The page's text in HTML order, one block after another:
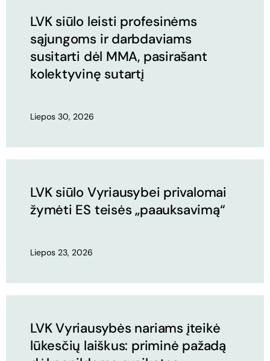
LVK siūlo leisti profesinėms
sąjungoms ir darbdaviams
susitarti dėl MMA, pasirašant
kolektyvinę sutartį
Liepos 30, 2026
LVK siūlo Vyriausybei privalomai
žymėti ES teisės „paauksavimą“
Liepos 23, 2026
LVK Vyriausybės nariams įteikė
lūkesčių laiškus: priminė pažadą